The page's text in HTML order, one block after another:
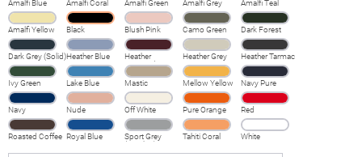
Amalfi Blue Amalfi Coral Amalfi Green Amalfi Grey Amalfi Teal
Amalfi Yellow Black Blush Pink Camo Green Dark Forest
Dark Grey (Solid)Heather Blue
Heather
Burgundy
Heather Grey
Fog
Heather Tarmac
Ivy Green Lake Blue Mastic Mellow Yellow Navy Pure
Navy Nude Off White Pure Orange Red
Roasted Coffee Royal Blue
Sport Grey
(Heather)
Tahiti Coral White